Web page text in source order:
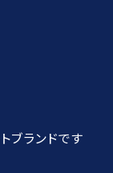
ブランドです